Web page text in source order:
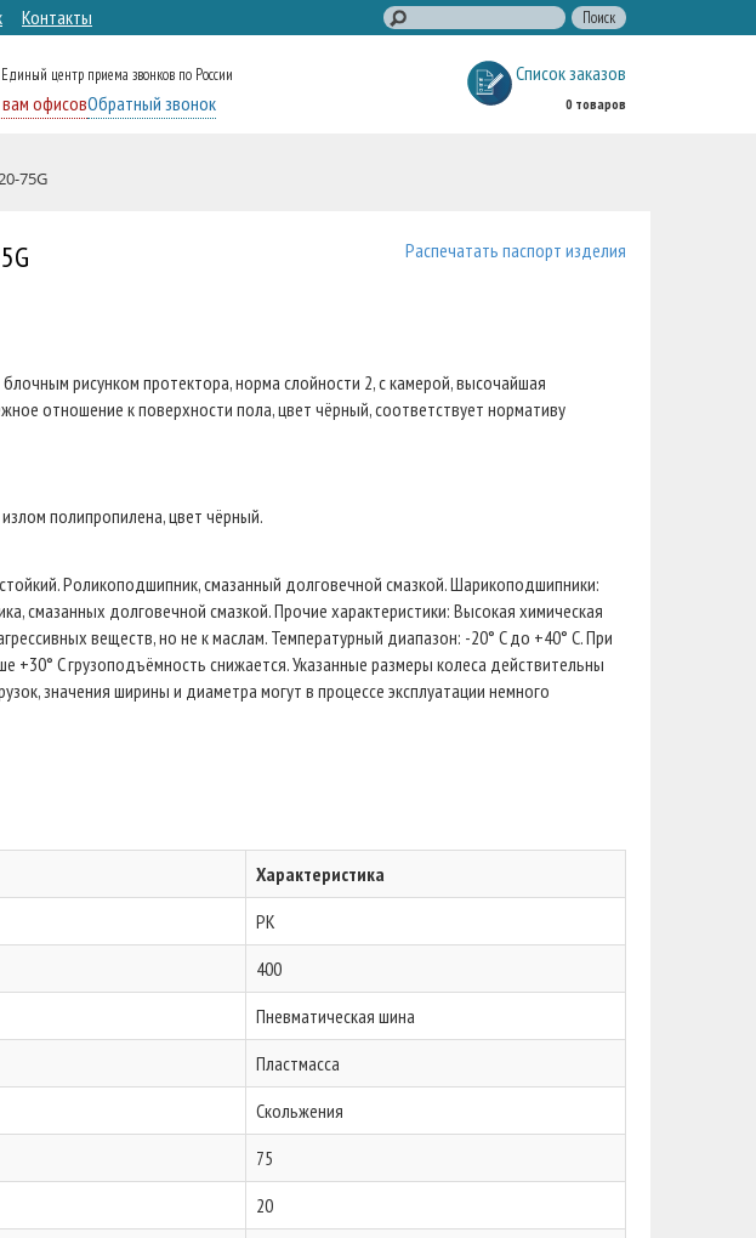
Контакты
Единый центр приема звонков по России
офисовОбратный звонок
Список заказов
0 товаров
75G
Распечатать паспорт изделия
рисунком протектора, норма слойности 2, с камерой, высочайшая
отношение к поверхности пола, цвет чёрный, соответствует нормативу
полипропилена, цвет чёрный.
Роликоподшипник, смазанный долговечной смазкой. Шарикоподшипники:
смазанных долговечной смазкой. Прочие характеристики: Высокая химическая
веществ, но не к маслам. Температурный диапазон: -20° C до +40° C. При
C грузоподъёмность снижается. Указанные размеры колеса действительны
значения ширины и диаметра могут в процессе эксплуатации немного
Характеристика
PK
400
Пневматическая шина
Пластмасса
Скольжения
75
20